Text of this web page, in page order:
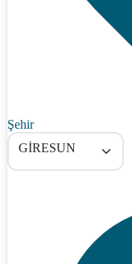
Şehir
GİRESUN